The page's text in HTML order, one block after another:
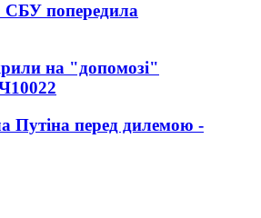
СБУ попередила
на "допомозі"
10022
Путіна перед дилемою -